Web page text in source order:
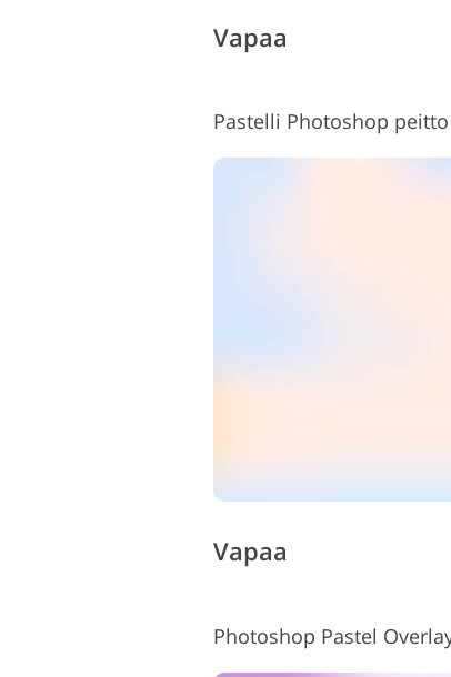
Vapaa
Pastelli Photoshop
Vapaa
Photoshop Pastel